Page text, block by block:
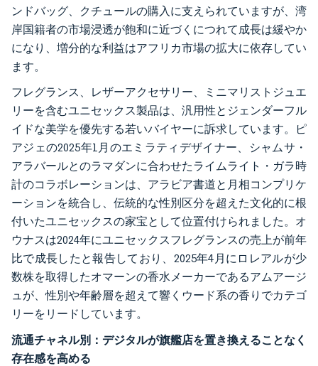
ンドバッグ、クチュールの購入に支えられていますが、湾
岸国籍者の市場浸透が飽和に近づくにつれて成長は緩やか
になり、増分的な利益はアフリカ市場の拡大に依存してい
ます。
フレグランス、レザーアクセサリー、ミニマリストジュエ
リーを含むユニセックス製品は、汎用性とジェンダーフル
イドな美学を優先する若いバイヤーに訴求しています。ピ
アジェの2025年1月のエミラティデザイナー、シャムサ・
アラバールとのラマダンに合わせたライムライト・ガラ時
計のコラボレーションは、アラビア書道と月相コンプリケ
ーションを統合し、伝統的な性別区分を超えた文化的に根
付いたユニセックスの家宝として位置付けられました。オ
ウナスは2024年にユニセックスフレグランスの売上が前年
比で成長したと報告しており、2025年4月にロレアルが少
数株を取得したオマーンの香水メーカーであるアムアージ
ュが、性別や年齢層を超えて響くウード系の香りでカテゴ
リーをリードしています。
流通チャネル別：デジタルが旗艦店を置き換えることなく
存在感を高める